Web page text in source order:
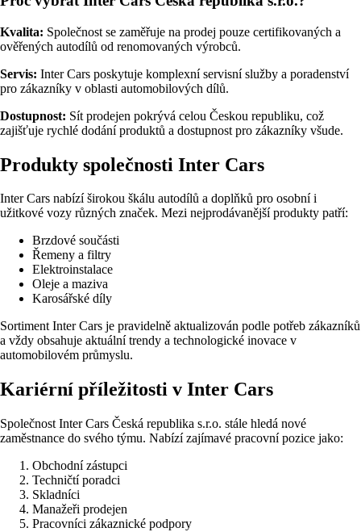
Kvalita: Společnost se zaměřuje na prodej pouze certifikovaných a
ověřených autodílů od renomovaných výrobců.
Servis: Inter Cars poskytuje komplexní servisní služby a poradenství
pro zákazníky v oblasti automobilových dílů.
Dostupnost: Sít prodejen pokrývá celou Českou republiku, což
zajišťuje rychlé dodání produktů a dostupnost pro zákazníky všude.
Produkty společnosti Inter Cars
Inter Cars nabízí širokou škálu autodílů a doplňků pro osobní i
užitkové vozy různých značek. Mezi nejprodávanější produkty patří:
Brzdové součásti
Řemeny a filtry
Elektroinstalace
Oleje a maziva
Karosářské díly
Sortiment Inter Cars je pravidelně aktualizován podle potřeb zákazníků
a vždy obsahuje aktuální trendy a technologické inovace v
automobilovém průmyslu.
Kariérní příležitosti v Inter Cars
Společnost Inter Cars Česká republika s.r.o. stále hledá nové
zaměstnance do svého týmu. Nabízí zajímavé pracovní pozice jako:
Obchodní zástupci
Techničtí poradci
Skladníci
Manažeři prodejen
Pracovníci zákaznické podpory